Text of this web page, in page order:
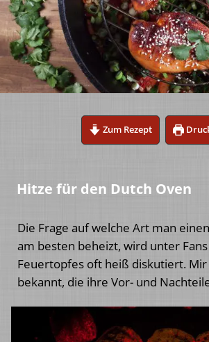
Zum Rezept
Hitze für den Dutch Oven
Die Frage auf welche Art man
am besten beheizt, wird unter
Feuertopfes oft heiß diskutiert.
bekannt, die ihre Vor- und